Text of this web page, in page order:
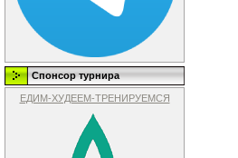
Спонсор турнира
ЕДИМ-ХУДЕЕМ-ТРЕНИРУЕМСЯ